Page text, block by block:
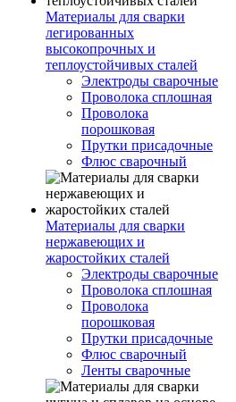
Материалы для сварки
легированных
высокопрочных и
теплоустойчивых сталей
Электроды сварочные
Проволока сплошная
Проволока
порошковая
Прутки присадочные
Флюс сварочный
Материалы для сварки
нержавеющих и
жаростойких сталей
Электроды сварочные
Проволока сплошная
Проволока
порошковая
Прутки присадочные
Флюс сварочный
Ленты сварочные